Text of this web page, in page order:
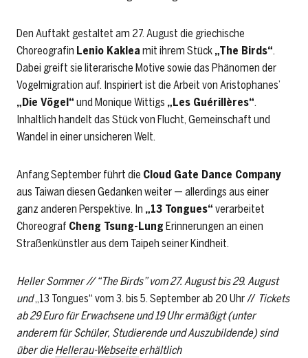
Den Auftakt gestaltet am 27. August die griechische
Choreografin Lenio Kakleamit ihrem Stück „The Birds“.
Dabei greift sie literarische Motive sowie das Phänomen der
Vogelmigration auf. Inspiriert ist die Arbeit von Aristophanes’
„Die Vögel“ und Monique Wittigs „Les Guérillères“.
Inhaltlich handelt das Stück von Flucht, Gemeinschaft und
Wandel in einer unsicheren Welt.
Anfang September führt die Cloud Gate Dance Company
aus Taiwan diesen Gedanken weiter — allerdings aus einer
ganz anderen Perspektive. In „13 Tongues“ verarbeitet
Choreograf Cheng Tsung-Lung Erinnerungen an einen
Straßenkünstler aus dem Taipeh seiner Kindheit.
Heller Sommer // “The Birds” vom 27. August bis 29. August
und„13 Tongues“ vom 3. bis 5. September ab 20 Uhr // Tickets
ab 29 Euro für Erwachsene und 19 Uhr ermäßigt (unter
anderem für Schüler, Studierende und Auszubildende) sind
über dieHellerau-Webseiteerhältlich